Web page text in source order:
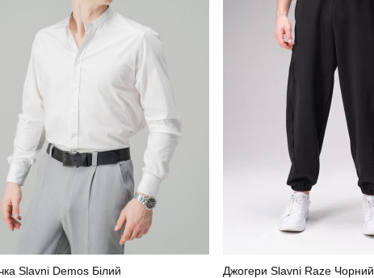
бавовна, 15% поліестер, 5% еластан Країна - виробник
Slavni Demos Білий
Джогери Slavni Raze Чорний